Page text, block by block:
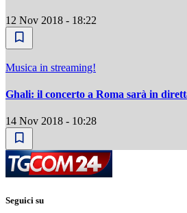
12 Nov 2018 - 18:22
Musica in streaming!
Ghali: il concerto a Roma sarà in
14 Nov 2018 - 10:28
Seguici su